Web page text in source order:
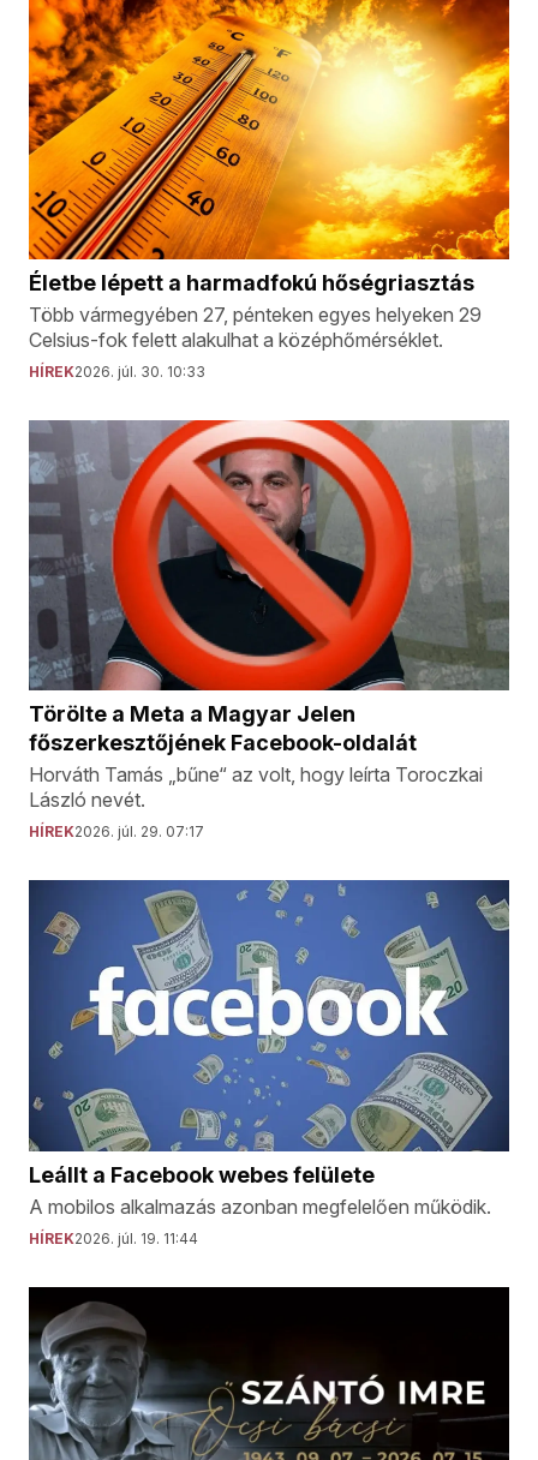
Életbe lépett a harmadfokú hőségriasztás
Több vármegyében 27, pénteken egyes helyeken 29
Celsius-fok felett alakulhat a középhőmérséklet.
HÍREK2026. júl. 30. 10:33
Törölte a Meta a Magyar Jelen
főszerkesztőjének Facebook-oldalát
Horváth Tamás „bűne“ az volt, hogy leírta Toroczkai
László nevét.
HÍREK2026. júl. 29. 07:17
Leállt a Facebook webes felülete
A mobilos alkalmazás azonban megfelelően működik.
HÍREK2026. júl. 19. 11:44